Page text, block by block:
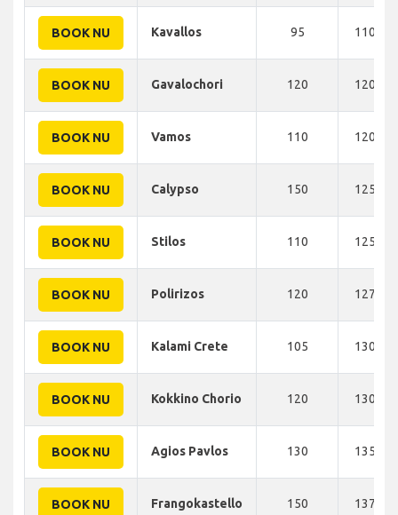
BOOK NU Kavallos 95 110 KM
BOOK NU Gavalochori 120 120 KM
BOOK NU Vamos 110 120 KM
BOOK NU Calypso 150 125 KM
BOOK NU Stilos 110 125 KM
BOOK NU Polirizos 120 127 KM
BOOK NU Kalami Crete 105 130 KM
BOOK NU Kokkino Chorio 120 130 KM
BOOK NU Agios Pavlos 130 135 KM
BOOK NU Frangokastello 150 137 KM